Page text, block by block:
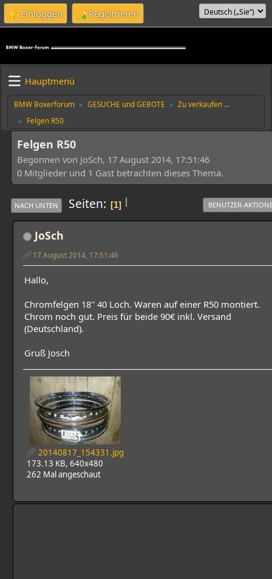
Einloggen Registrieren
Hauptmenü
BMW Boxerforum ► GESUCHE und GEBOTE ► Zu verkaufen ...
► Felgen R50
Felgen R50
Begonnen von JoSch, 17 August 2014, 17:51:46
0 Mitglieder und 1 Gast betrachten dieses Thema.
|
NACH UNTEN Seiten 1 BENUTZER-
JoSch
17 August 2014, 17:51:46
Hallo,
Chromfelgen 18'' 40 Loch. Waren auf einer R50 montiert.
Chrom noch gut. Preis für beide 90€ inkl. Versand
(Deutschland).
Gruß Josch
20140817_154331.jpg
173.13 KB, 640x480
262 Mal angeschaut